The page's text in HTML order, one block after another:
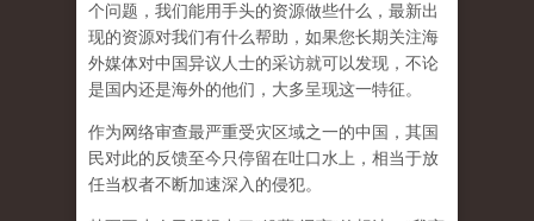
个问题，我们能用手头的资源做些什么，最新出
现的资源对我们有什么帮助，如果您长期关注海
外媒体对中国异议人士的采访就可以发现，不论
是国内还是海外的他们，大多呈现这一特征。
作为网络审查最严重受灾区域之一的中国，其国
民对此的反馈至今只停留在吐口水上，相当于放
任当权者不断加速深入的侵犯。